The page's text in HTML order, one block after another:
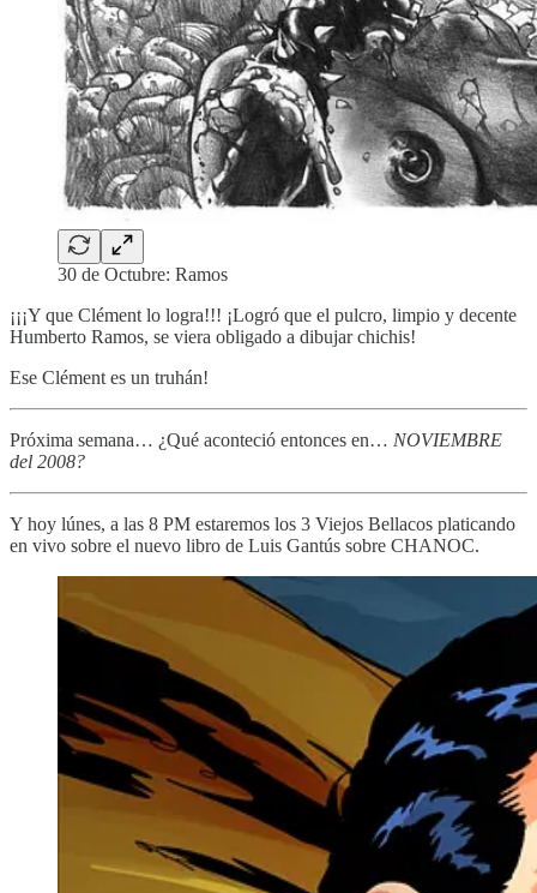
30 de Octubre: Ramos
¡¡¡Y que Clément lo logra!!! ¡Logró que el pulcro, limpio y decente
Humberto Ramos, se viera obligado a dibujar chichis!
Ese Clément es un truhán!
Próxima semana… ¿Qué aconteció entonces en… NOVIEMBRE
del 2008?
Y hoy lúnes, a las 8 PM estaremos los 3 Viejos Bellacos platicando
en vivo sobre el nuevo libro de Luis Gantús sobre CHANOC.